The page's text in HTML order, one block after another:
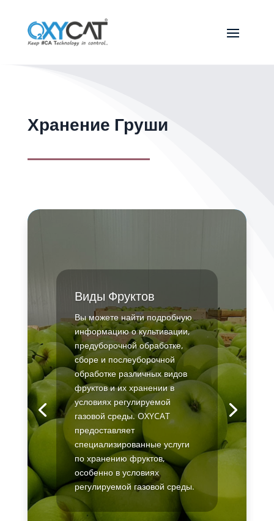
Хранение Груши
Виды Фруктов
Вы можете найти подробную
информацию о культивации,
предуборочной обработке,
сборе и послеуборочной
обработке различных видов
фруктов и их хранении в
условиях регулируемой
газовой среды. OXYCAT
предоставляет
специализированные услуги
по хранению фруктов,
особенно в условиях
регулируемой газовой среды.